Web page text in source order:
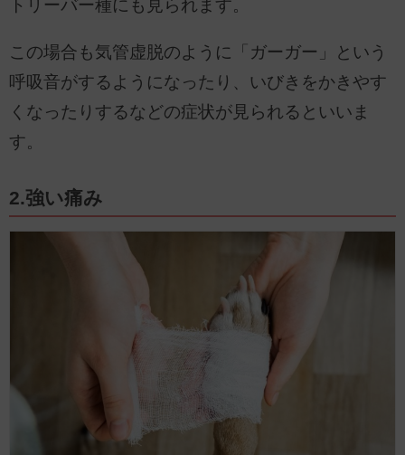
トリーバー種にも見られます。
この場合も気管虚脱のように「ガーガー」という
呼吸音がするようになったり、いびきをかきやす
くなったりするなどの症状が見られるといいま
す。
2.強い痛み